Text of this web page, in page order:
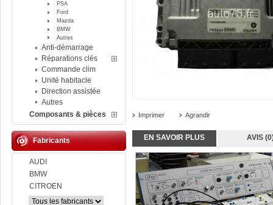
PSA
Ford
Mazda
BMW
Autres
Anti-démarrage
Réparations clés
Commande clim
Unité habitacle
Direction assistée
Autres
Composants & pièces
Fabricants
AUDI
BMW
CITROEN
Imprimer Agrandir
EN SAVOIR PLUS AVIS